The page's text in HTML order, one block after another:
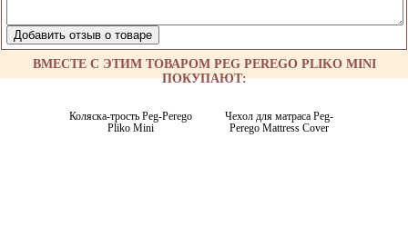
ВМЕСТЕ С ЭТИМ ТОВАРОМ PEG PEREGO PLIKO MINI
ПОКУПАЮТ:
Коляска-трость Peg-Perego
Pliko Mini
Чехол для матраса Peg-
Perego Mattress Cover